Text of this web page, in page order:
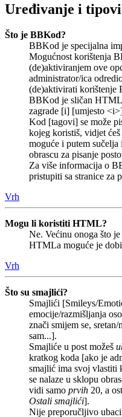
Uređivanje i
Što je BBKod?
BBKod je specijalna
Mogućnost korištenja
(de)aktiviranjem ove
administrator/ica
(de)aktivirati korištenje
BBKod je sličan
zagrade [i] [umjesto
Kod [tagovi] se može
kojeg koristiš, vidjet
moguće i putem
obrascu za pisanje
Za više informacija o
pristupiti sa stranice za
Vrh
Mogu li koristiti HTML?
Ne. Većinu onoga što
HTMLa moguće je
Vrh
Što su smajlići?
Smajlići [Smileys/
emocije/razmišljanja
znači smijem se,
sam...].
Smajliće u post možeš
kratkog koda [ako je
smajlić ima svoj vlastiti
se nalaze u sklopu
vidi samo prvih 20, a
Ostali smajlići].
Nije preporučljivo